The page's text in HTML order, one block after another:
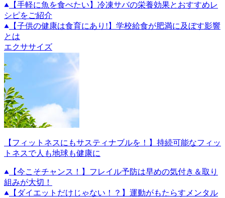
【手軽に魚を食べたい】冷凍サバの栄養効果とおすすめレ
シピをご紹介
【子供の健康は食育にあり!】学校給食が肥満に及ぼす影響
とは
エクササイズ
【フィットネスにもサスティナブルを！】持続可能なフィッ
トネスで人も地球も健康に
【今こそチャンス！】フレイル予防は早めの気付き＆取り
組みが大切！
【ダイエットだけじゃない！？】運動がもたらすメンタル